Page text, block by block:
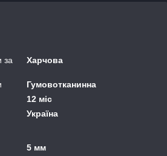
за
Харчова
Гумовотканинна
12 міс
Україна
5 мм